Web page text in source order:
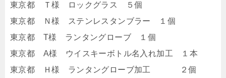
東京都 Ｔ様 ロックグラス ５個
東京都 Ｎ様 ステンレスタンブラー １個
東京都 T様 ランタングローブ １個
東京都 A様 ウイスキーボトル名入れ加工 １本
東京都 Ｈ様 ランタングローブ加工 ２個